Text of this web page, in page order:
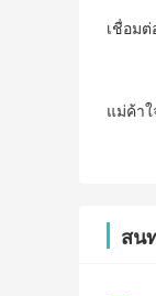
เชื่อมต่
แม่ค้า
สน